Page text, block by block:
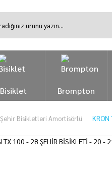
Bisiklet Brompton
Şehir Bisikletleri Amortisörlü KRON